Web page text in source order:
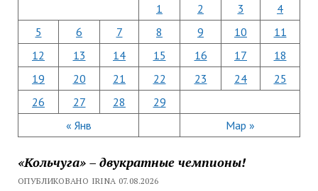
« Янв Мар »
1 2 3
4
5
6 7 8 9 10
11
12
13 14 15 16 17
18
19
20 21 22 23 24
25
26
27 28 29
«Кольчуга» – двукратные чемпионы!
ОПУБЛИКОВАНО IRINA 07.08.2026